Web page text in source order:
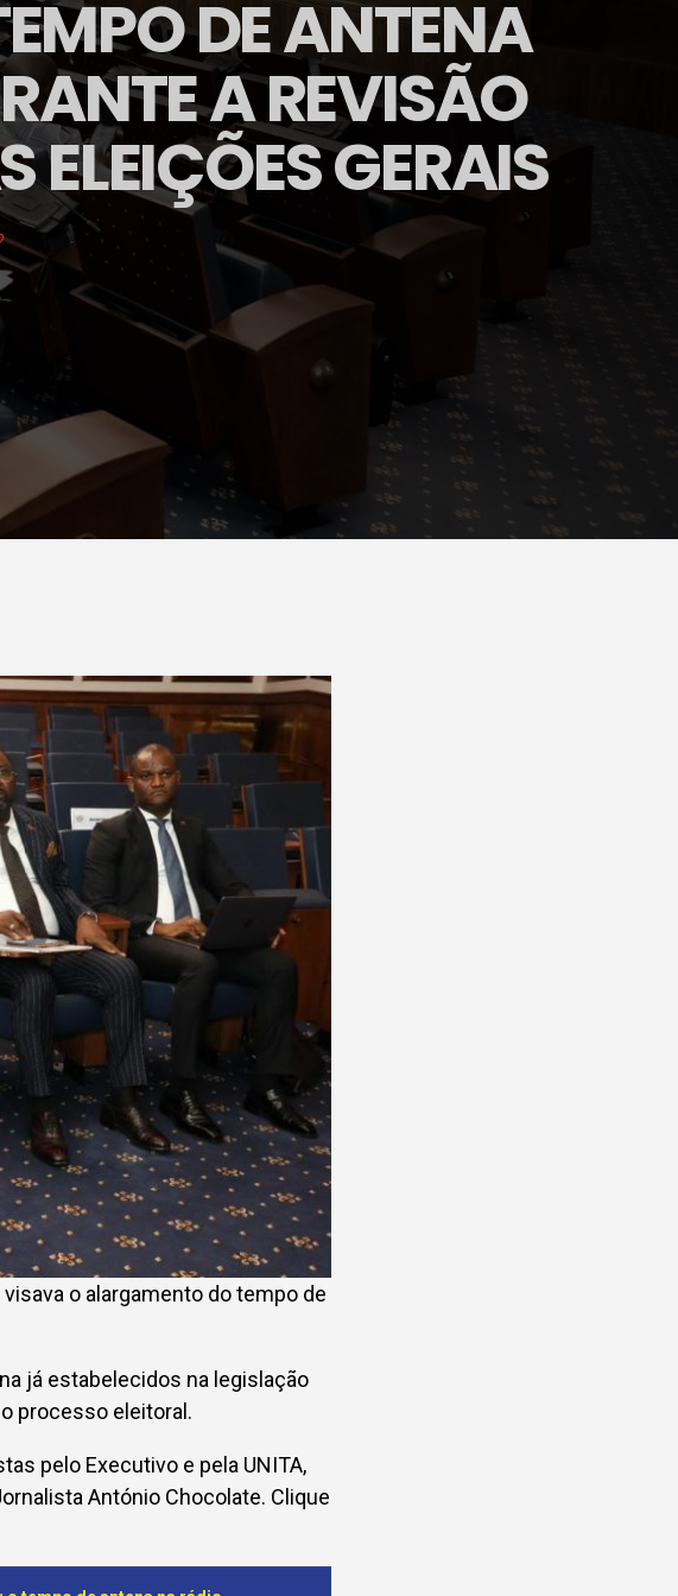
DE ANTENA
A REVISÃO
ELEIÇÕES GERAIS
o alargamento do tempo de
já estabelecidos na legislação
processo eleitoral.
as pelo Executivo e pela UNITA,
António Chocolate. Clique